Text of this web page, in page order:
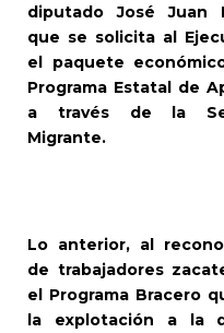
diputado José Juan
que se solicita al
el paquete
Programa Estatal de
a través de la
Migrante.
Lo anterior, al
de trabajadores
el Programa Bracero
la explotación a la